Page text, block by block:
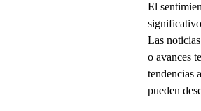
El
Las
o avances
tendencias
pueden